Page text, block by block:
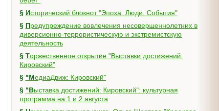
§
Исторический блокнот "Эпоха. Люди. События"
§ Предупреждение вовлечения несовершеннолетних в
диверсионно-террористическую и экстремистскую
деятельность
§ Торжественное открытие "Выставки достижений:
Кировский"
§
"МедиаДвиж: Кировский"
§ "Выставка достижений: Кировский": культурная
программа на 1 и 2 августа